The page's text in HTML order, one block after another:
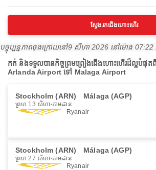
ស្វែងរកជើងហោះហើរ
បច្ចុប្បន្នភាពចុងក្រោយនៅ9 សីហា 2026 នៅ​ម៉ោង
កក់ និងទទួលបានកិច្ចព្រមព្រៀងជើងហោះហើរដ៏ល្អបំផុ
Arlanda Airport ទៅ Malaga Airport
Stockholm (ARN) Málaga (AGP)
ព្រហ 13 សីហា តាមដាន
Ryanair
Stockholm (ARN) Málaga (AGP)
ព្រហ 27 សីហា តាមដាន
Ryanair